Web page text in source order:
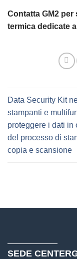
Contatta GM2
termica dedicate
Data Security Kit
stampanti e
proteggere i dati in
del processo di
copia e scansione
SEDE